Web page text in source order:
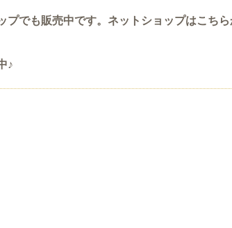
でも販売中です。ネットショップはこちら
♪